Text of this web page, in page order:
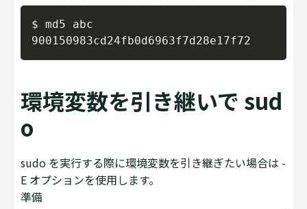
$ md5 abc
環境変数を引き継いで sud
o
sudo を実行する際に環境変数を引き継ぎたい場合は -
E オプションを使用します。
準備